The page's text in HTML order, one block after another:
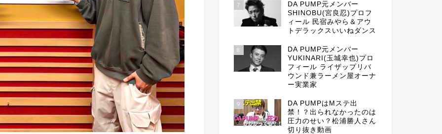
7
DA PUMP元メンバー
SHINOBU(宮良忍)プロフ
ィール 民宿みやら＆アウ
トデラックスいいねダンス
8
DA PUMP元メンバー
YUKINARI(玉城幸也)プロ
フィール ライザップリバ
ウンド兼ラーメン屋オーナ
ー実業家
9
DA PUMPはMステ出
禁！？出られなかったのは
圧力のせい？松浦勝人さん
切り抜き動画